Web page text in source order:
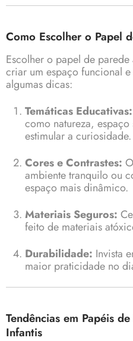
Como Escolher o Papel
Escolher o papel de
criar um espaço funcional
algumas dicas:
Temáticas Educativas:
como natureza,
estimular a curiosidade.
Cores e Contrastes:
ambiente tranquilo ou
espaço mais dinâmico.
Materiais Seguros:
feito de materiais
Durabilidade: Invista
maior praticidade no
Tendências em Papéis
Infantis